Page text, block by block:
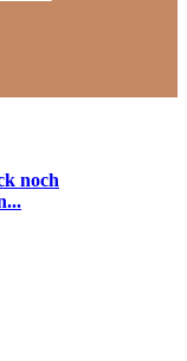
noch